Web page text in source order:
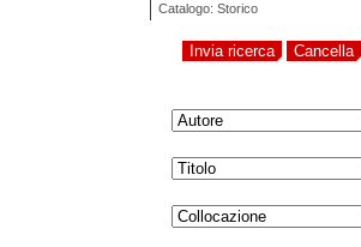
Catalogo: Storico